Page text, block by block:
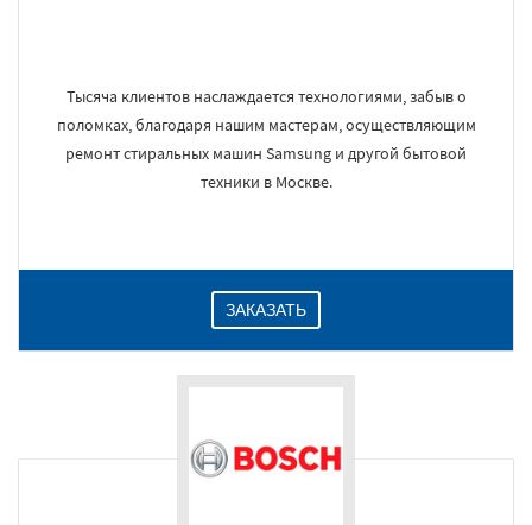
Тысяча клиентов наслаждается технологиями, забыв о
поломках, благодаря нашим мастерам, осуществляющим
ремонт стиральных машин Samsung и другой бытовой
техники в Москве.
ЗАКАЗАТЬ